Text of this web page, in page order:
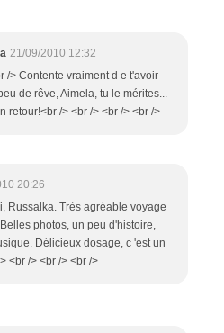
21/09/2010 12:32
/> Contente vraiment d e t'avoir
de rêve, Aimela, tu le mérites...
retour!<br /> <br /> <br /> <br />
20:26
Russalka. Très agréable voyage
photos, un peu d'histoire,
Délicieux dosage, c 'est un
<br /> <br /> <br />